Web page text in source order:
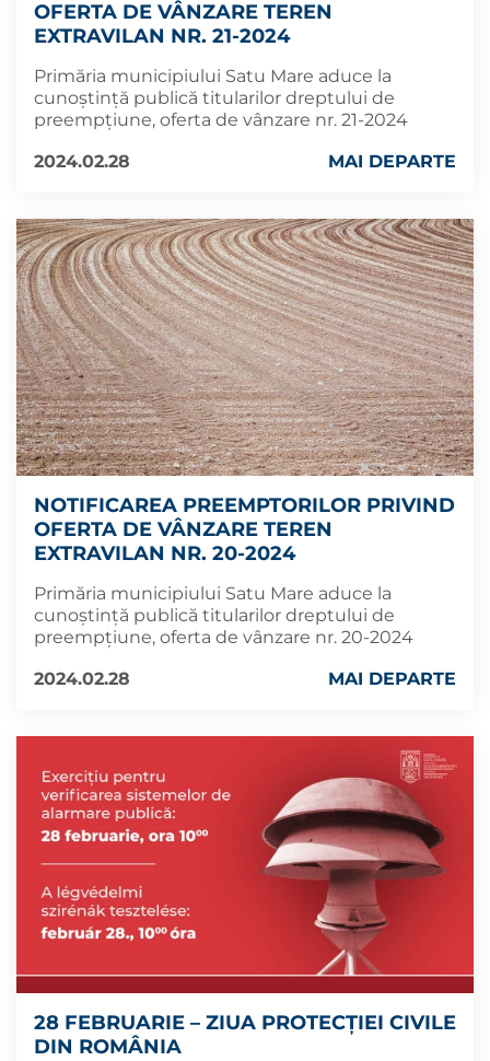
OFERTA DE VÂNZARE TEREN
EXTRAVILAN NR. 21-2024
Primăria municipiului Satu Mare aduce la
cunoștință publică titularilor dreptului de
preempțiune, oferta de vânzare nr. 21-2024
2024.02.28
MAI DEPARTE
NOTIFICAREA PREEMPTORILOR PRIVIND
OFERTA DE VÂNZARE TEREN
EXTRAVILAN NR. 20-2024
Primăria municipiului Satu Mare aduce la
cunoștință publică titularilor dreptului de
preempțiune, oferta de vânzare nr. 20-2024
2024.02.28
MAI DEPARTE
28 FEBRUARIE – ZIUA PROTECȚIEI CIVILE
DIN ROMÂNIA